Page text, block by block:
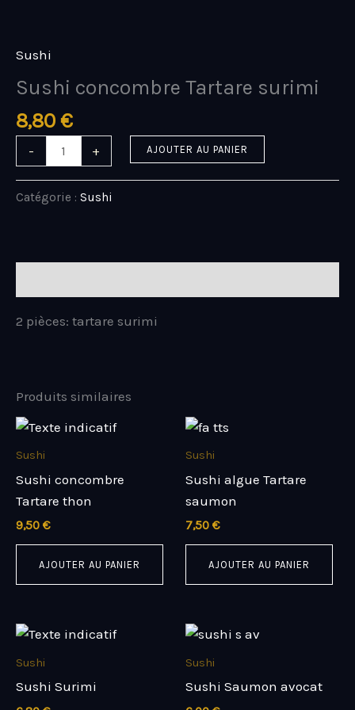
contenu
Sushi
Sushi concombre Tartare surimi
8,80 €
-
Sushi
Tartare
surimi
+ AJOUTER AU PANIER
Catégorie : Sushi
2 pièces: tartare surimi
Produits similaires
Sushi
Sushi concombre
Tartare thon
9,50 €
AJOUTER AU PANIER
Sushi
Sushi algue Tartare
saumon
7,50 €
AJOUTER AU PANIER
Sushi
Sushi Surimi
Sushi
Sushi Saumon avocat